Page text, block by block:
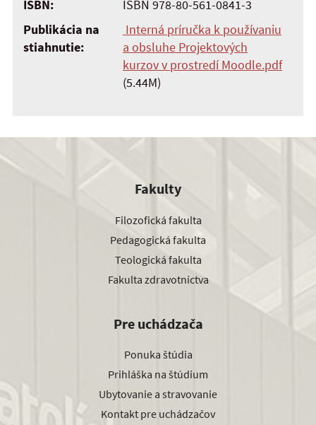
ISBN:
ISBN 978-80-561-0841-3
Publikácia na
stiahnutie:
Interná príručka k používaniu
a obsluhe Projektových
kurzov v prostredí Moodle.pdf
(5.44M)
Fakulty
Filozofická fakulta
Pedagogická fakulta
Teologická fakulta
Fakulta zdravotníctva
Pre uchádzača
Ponuka štúdia
Prihláška na štúdium
Ubytovanie a stravovanie
Kontakt pre uchádzačov